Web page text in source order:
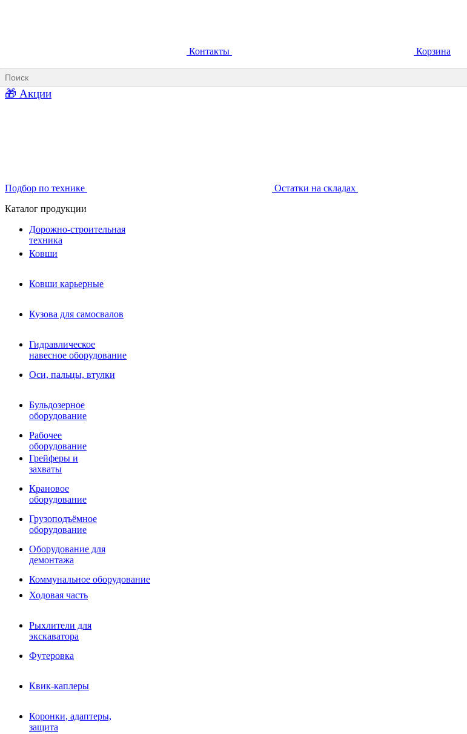
Ковши для фронтальных погрузчиков
Гидравлическое навесное
оборудование
Гидробуры и шнеки
Вибротрамбовки
Навесные дорожные фрезы
Виброрипперы
Ковши дробильные щековые
Ковши дробильные роторные
Сортировочные ковши барабанные
Сортировочные ковши вальцовые
Фрезы роторные
Фрезы дисковые
Траншеекопатели
Просеивающие ковши для фронтальных погрузчиков
Распределители асфальта
Переходные плиты
Гидроразводка
РВД
Сваерезки
Как выбрать гидромолот
Контакты Корзина
🎁 Акции
Подбор по технике
Остатки на складах
Каталог продукции
Дорожно-строительная
техника
Ковши
Ковши карьерные
Кузова для самосвалов
Гидравлическое
навесное оборудование
Оси, пальцы, втулки
Бульдозерное
оборудование
Рабочее
оборудование
Грейферы и
захваты
Крановое
оборудование
Грузоподъёмное
оборудование
Оборудование для
демонтажа
Коммунальное оборудование
Ходовая часть
Рыхлители для
экскаватора
Футеровка
Квик-каплеры
Коронки, адаптеры,
защита